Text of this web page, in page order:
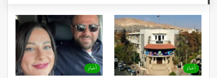
أخبار أخبار